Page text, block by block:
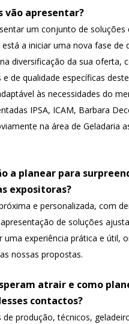
vão apresentar?
um conjunto de soluções
a iniciar uma nova fase de
diversificação da sua oferta,
de qualidade específicas
às necessidades do
IPSA, ICAM, Barbara
na área de Geladaria
a planear para
expositoras?
e personalizada, com
de soluções
experiência prática e útil,
nossas propostas.
atrair e como
contactos?
produção, técnicos,